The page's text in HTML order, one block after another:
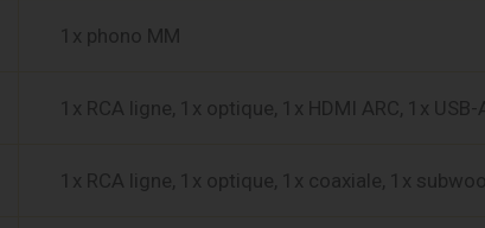
1x phono MM
1x RCA ligne, 1x optique, 1x HDMI ARC, 1x USB-
1x RCA ligne, 1x optique, 1x coaxiale, 1x